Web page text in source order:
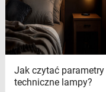
Jak czytać parametry
techniczne lampy?